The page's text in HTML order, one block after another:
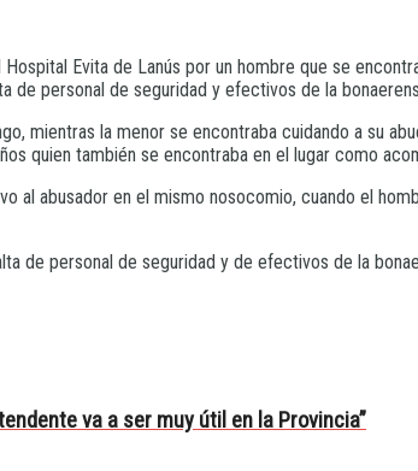
Evita de Lanús por un hombre que se
de personal de seguridad y efectivos de la
mientras la menor se encontraba cuidando a su
quien también se encontraba en el lugar como
al abusador en el mismo nosocomio, cuando el
de personal de seguridad y de efectivos de la
va a ser muy útil en la Provincia”